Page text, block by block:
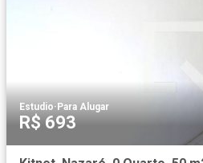
Estudio· Para Alugar
R$ 693